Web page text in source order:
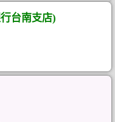
台南支店)